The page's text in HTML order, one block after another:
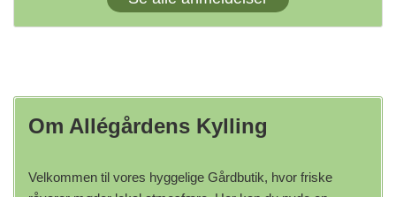
Om Allégårdens Kylling
Velkommen til vores hyggelige Gårdbutik, hvor friske